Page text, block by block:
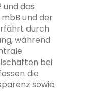
das
und der
durch
während
bei
die
sowie